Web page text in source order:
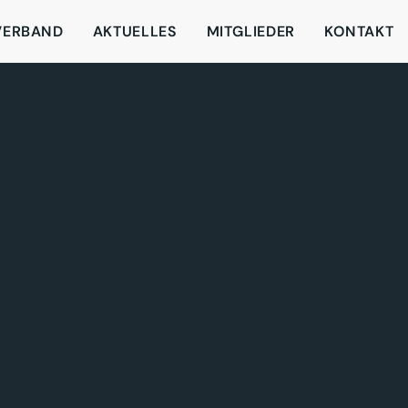
AKTUELLES MITGLIEDER KONTAKT